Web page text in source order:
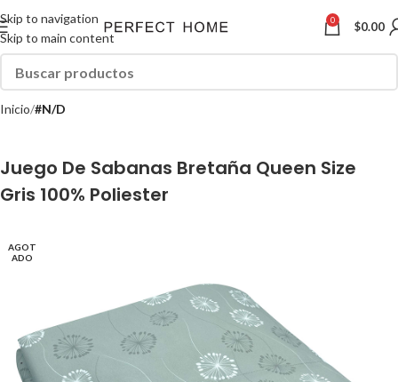
Skip to navigation
Skip to main content
0 $0.00
Inicio #N/D
Juego De Sabanas Bretaña Queen Size
Gris 100% Poliester
AGOT
ADO